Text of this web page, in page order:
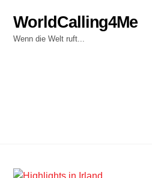
content
WorldCalling4Me
Wenn die Welt ruft...